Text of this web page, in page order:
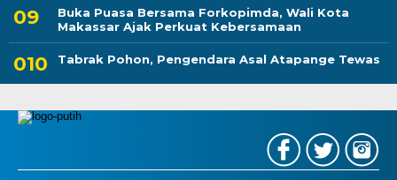
Buka Puasa Bersama Forkopimda, Wali Kota
Makassar Ajak Perkuat Kebersamaan
Tabrak Pohon, Pengendara Asal Atapange Tewas